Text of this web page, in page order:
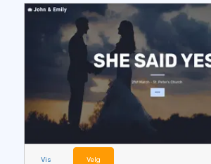
Vis Velg